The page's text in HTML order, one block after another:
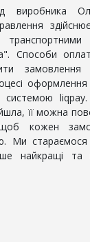
виробника
Способи
її можна
кожен
Ми стараємося
найкращі та